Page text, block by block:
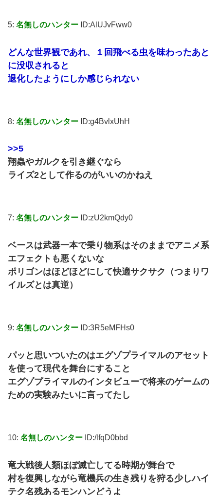
5: 名無しのハンター ID:AlUJvFww0
どんな世界観であれ、１回飛べる虫を味わったあと
に没収されると
退化したようにしか感じられない
8: 名無しのハンター ID:g4BvlxUhH
>>5
翔蟲やガルクを引き継ぐなら
ライズ2として作るのがいいのかねえ
7: 名無しのハンター ID:zU2kmQdy0
ベースは武器一本で乗り物系はそのままでアニメ系
エフェクトも悪くないな
ポリゴンはほどほどにして快適サクサク（つまりワ
イルズとは真逆）
9: 名無しのハンター ID:3R5eMFHs0
パッと思いついたのはエグゾプライマルのアセット
を使って現代を舞台にすること
エグゾプライマルのインタビューで将来のゲームの
ための実験みたいに言ってたし
10: 名無しのハンター ID:/lfqD0bbd
竜大戦後人類ほぼ滅亡してる時期が舞台で
村を復興しながら竜機兵の生き残りを狩る少しハイ
テク名残あるモンハンどうよ